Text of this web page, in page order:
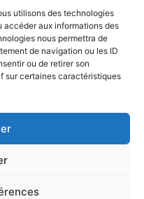
utilisons des technologies
aux informations des
nous permettra de
de navigation ou les ID
ou de retirer son
sur certaines caractéristiques
de